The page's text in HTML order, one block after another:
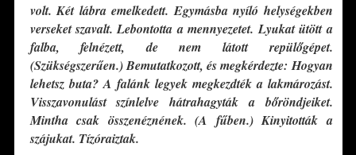
volt. Két lábra emelkedett. Egymásba nyíló helységekben
verseket szavalt. Lebontotta a mennyezetet. Lyukat ütött a
falba, felnézett, de nem látott repülőgépet.
(Szükségszerűen.) Bemutatkozott, és megkérdezte: Hogyan
lehetsz buta? A falánk legyek megkezdték a lakmározást.
Visszavonulást színlelve hátrahagyták a bőröndjeiket.
Mintha csak összenéznének. (A fűben.) Kinyitották a
szájukat. Tízóraiztak.